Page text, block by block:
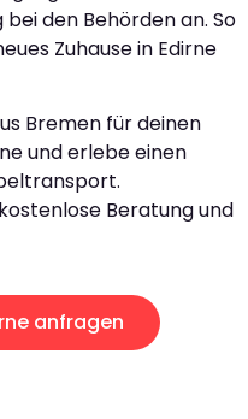
den Behörden an. So
Zuhause in Edirne
Bremen für deinen
und erlebe einen
Beratung und
anfragen